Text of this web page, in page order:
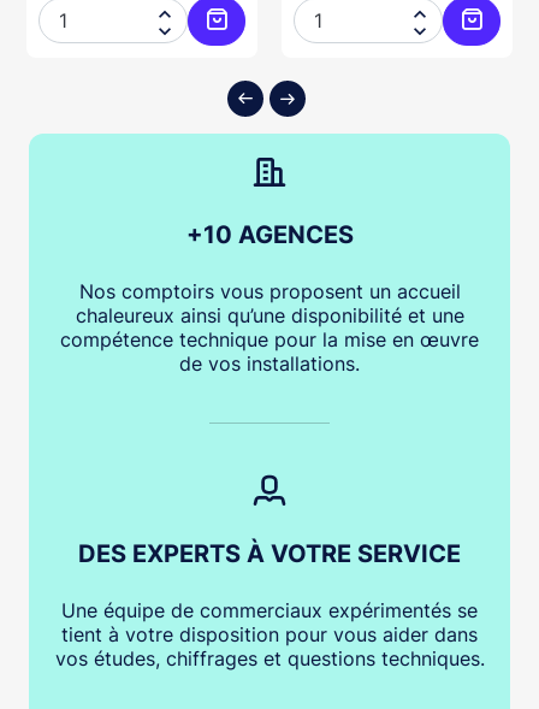
au panier


Ajouter au panier


+10 AGENCES
Nos comptoirs vous proposent un accueil
chaleureux ainsi qu’une disponibilité et une
compétence technique pour la mise en œuvre
de vos installations.
DES EXPERTS À VOTRE SERVICE
Une équipe de commerciaux expérimentés se
tient à votre disposition pour vous aider dans
vos études, chiffrages et questions techniques.